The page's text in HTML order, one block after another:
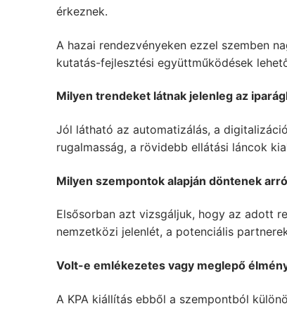
érkeznek.
A hazai rendezvényeken ezzel szemben
kutatás-fejlesztési együttműködések
Milyen trendeket látnak jelenleg az
Jól látható az automatizálás, a
rugalmasság, a rövidebb ellátási láncok
Milyen szempontok alapján döntenek
Elsősorban azt vizsgáljuk, hogy az adott
nemzetközi jelenlét, a potenciális
Volt-e emlékezetes vagy meglepő
A KPA kiállítás ebből a szempontból